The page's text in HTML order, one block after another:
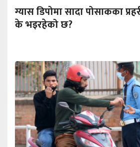
ग्यास डिपोमा सादा पोसाकका
के भइरहेको छ?